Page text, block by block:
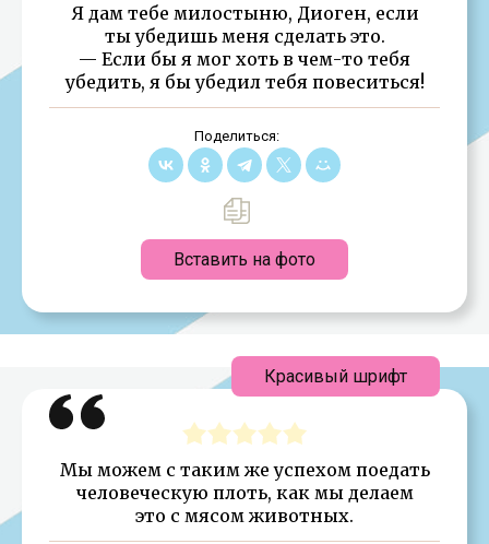
Я дам тебе милостыню, Диоген, если
ты убедишь меня сделать это.
— Если бы я мог хоть в чем-то тебя
убедить, я бы убедил тебя повеситься!
Поделиться:
Вставить на фото
Мы можем с таким же успехом поедать
человеческую плоть, как мы делаем
это с мясом животных.
Красивый шрифт